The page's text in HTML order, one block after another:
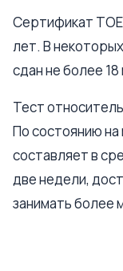
Сертификат
лет. В
сдан не более
Тест
По состоянию на
составляет в
две недели,
занимать более